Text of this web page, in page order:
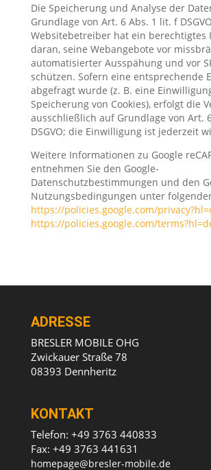
Die Speicherung und Analyse der
Grundlage von Art. 6 Abs. 1 lit. f
Websitebetreiber hat ein berechtigtes
daran, seine Webangebote vor
automatisierter Ausspähung und vor
schützen. Sofern eine entsprechende
abgefragt wurde (z. B. eine
Speicherung von Cookies), erfolgt die
ausschließlich auf Grundlage von Art.
DSGVO; die Einwilligung ist jederzeit
Weitere Informationen zu Google
entnehmen Sie den Google-
Datenschutzbestimmungen und den
Nutzungsbedingungen unter
https://policies.google.com/
https://policies.google.com/
ADRESSE
BRESLER MOBILE OHG
Zwickauer Straße 78
08393 Dennheritz
KONTAKT
Telefon: +49 3763 440833
Fax: +49 3763 441631
homepage@bresler-mobile.de